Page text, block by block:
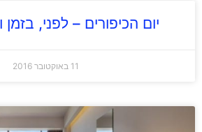
יום הכיפורים – לפני,
11 באוקטובר 2016